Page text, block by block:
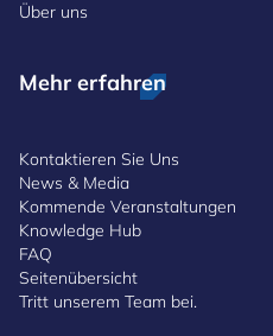
Über uns
Mehr erfahren
Kontaktieren Sie Uns
News & Media
Kommende Veranstaltungen
Knowledge Hub
FAQ
Seitenübersicht
Tritt unserem Team bei.